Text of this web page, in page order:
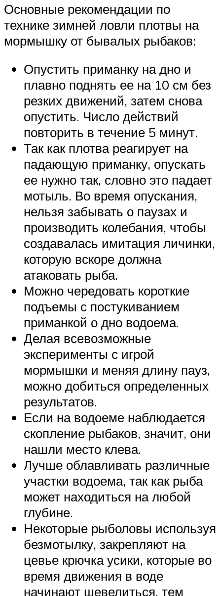
Основные рекомендации по
технике зимней ловли плотвы на
мормышку от бывалых рыбаков:
Опустить приманку на дно и
плавно поднять ее на 10 см без
резких движений, затем снова
опустить. Число действий
повторить в течение 5 минут.
Так как плотва реагирует на
падающую приманку, опускать
ее нужно так, словно это падает
мотыль. Во время опускания,
нельзя забывать о паузах и
производить колебания, чтобы
создавалась имитация личинки,
которую вскоре должна
атаковать рыба.
Можно чередовать короткие
подъемы с постукиванием
приманкой о дно водоема.
Делая всевозможные
эксперименты с игрой
мормышки и меняя длину пауз,
можно добиться определенных
результатов.
Если на водоеме наблюдается
скопление рыбаков, значит, они
нашли место клева.
Лучше облавливать различные
участки водоема, так как рыба
может находиться на любой
глубине.
Некоторые рыболовы используя
безмотылку, закрепляют на
цевье крючка усики, которые во
время движения в воде
начинают шевелиться, тем